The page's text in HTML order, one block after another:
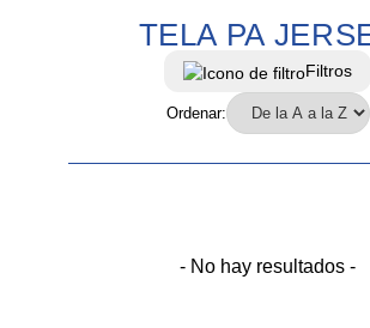
TELA PA
Filtros
Ordenar:
- No hay resultados -